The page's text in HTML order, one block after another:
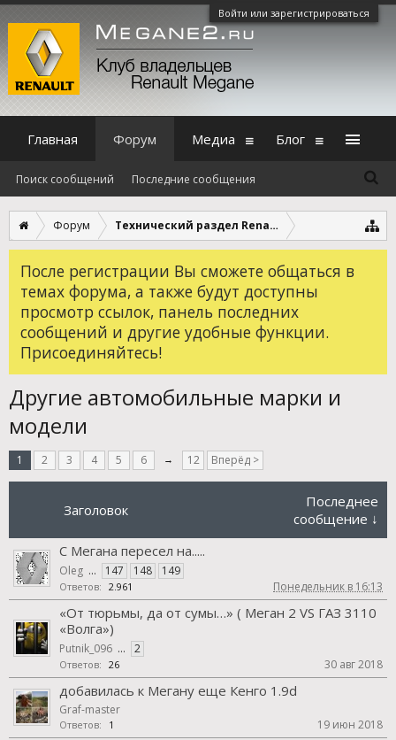
Войти или зарегистрироваться
Форум Технический раздел Renault Megane 2
После регистрации Вы сможете общаться в
темах форума, а также будут доступны
просмотр ссылок, панель последних
сообщений и другие удобные функции.
Присоединяйтесь!
Другие автомобильные марки и
модели
1 2 3 4 5 6 → 12 Вперёд >
Заголовок
Последнее
сообщение ↓
С Мегана пересел на.....
Oleg ... 147 148 149
Ответов: 2.961 Понедельник в 16:13
«От тюрьмы, да от сумы…» ( Меган 2 VS ГАЗ 3110
«Волга»)
Putnik_096 ... 2
Ответов: 26 30 авг 2018
добавилась к Мегану еще Кенго 1.9d
Graf-master
Ответов: 1 19 июн 2018
Главная Форум
Поиск сообщений Последние сообщения
Медиа Блог